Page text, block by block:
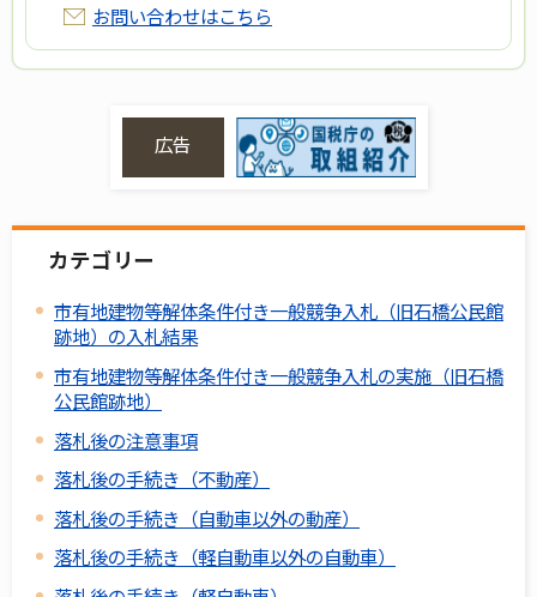
お問い合わせはこちら
広告
カテゴリー
市有地建物等解体条件付き一般競争入札（旧石橋公民館
跡地）の入札結果
市有地建物等解体条件付き一般競争入札の実施（旧石橋
公民館跡地）
落札後の注意事項
落札後の手続き（不動産）
落札後の手続き（自動車以外の動産）
落札後の手続き（軽自動車以外の自動車）